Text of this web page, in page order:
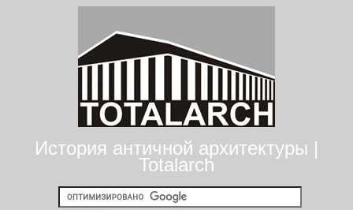
История античной архитектуры |
Totalarch